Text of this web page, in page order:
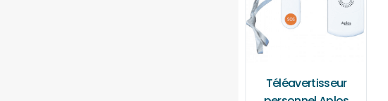
Téléavertisseur